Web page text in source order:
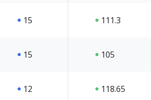
15 111.3
15 105
12 118.65